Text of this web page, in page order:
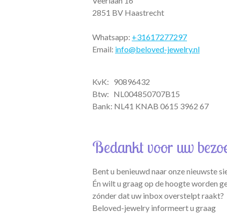
2851 BV Haastrecht
Whatsapp: +31617277297
Email: info@beloved-jewelry.nl
KvK: 90896432
Btw: NL004850707B15
Bank: NL41 KNAB 0615 3962 67
Bedankt voor uw
Bent u benieuwd naar onze nieuwste
Én wilt u graag op de hoogte worden
zónder dat uw inbox overstelpt raakt?
Beloved-jewelry informeert u graag